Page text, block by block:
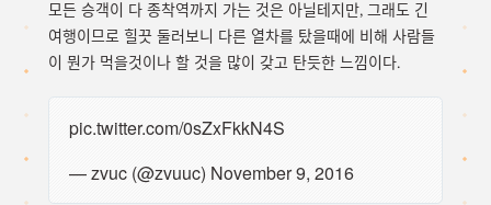
모든 승객이 다 종착역까지 가는 것은 아닐테지만, 그래도 긴
여행이므로 힐끗 둘러보니 다른 열차를 탔을때에 비해 사람들
이 뭔가 먹을것이나 할 것을 많이 갖고 탄듯한 느낌이다.
pic.twitter.com/0sZxFkkN4S
— zvuc (@zvuuc) November 9, 2016